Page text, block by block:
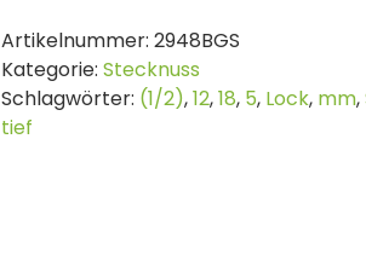
Super
Lock,
tief
|
Artikelnummer: 2948BGS
Kategorie: Stecknuss
Schlagwörter: (1/2),12,18, 5, Lock, mm,
tief